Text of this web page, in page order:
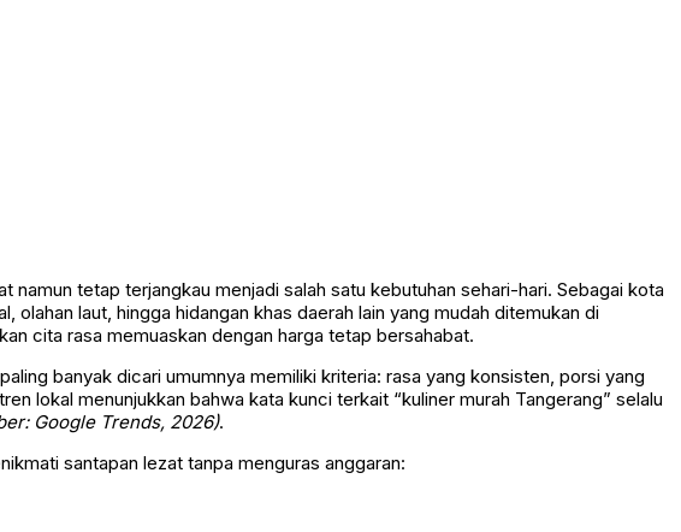
tetap terjangkau menjadi salah satu kebutuhan sehari-hari. Sebagai kota
laut, hingga hidangan khas daerah lain yang mudah ditemukan di
cita rasa memuaskan dengan harga tetap bersahabat.
banyak dicari umumnya memiliki kriteria: rasa yang konsisten, porsi yang
lokal menunjukkan bahwa kata kunci terkait “kuliner murah Tangerang” selalu
Google Trends, 2026).
santapan lezat tanpa menguras anggaran: